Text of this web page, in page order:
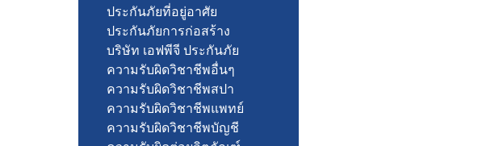
ประกันภัยที่อยู่อาศัย
ประกันภัยการก่อสร้าง
บริษัท เอฟพีจี ประกันภัย
ความรับผิดวิชาชีพอื่นๆ
ความรับผิดวิชาชีพสปา
ความรับผิดวิชาชีพแพทย์
ความรับผิดวิชาชีพบัญชี